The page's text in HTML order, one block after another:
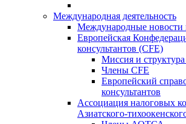
Международная деятельность
Международные новости
Европейская
консультантов (CFE)
Миссия и
Члены CFE
Европейский
консультантов
Ассоциация налоговых
Азиатского-